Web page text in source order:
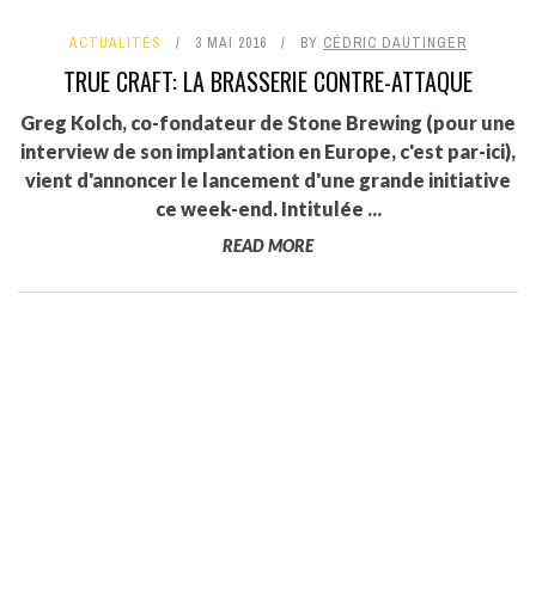
ACTUALITÉS 3 MAI 2016 BY CÉDRIC DAUTINGER
TRUE CRAFT: LA BRASSERIE CONTRE-ATTAQUE
Greg Kolch, co-fondateur de Stone Brewing (pour une
interview de son implantation en Europe, c'est par-ici),
vient d'annoncer le lancement d'une grande initiative
ce week-end. Intitulée ...
READ MORE